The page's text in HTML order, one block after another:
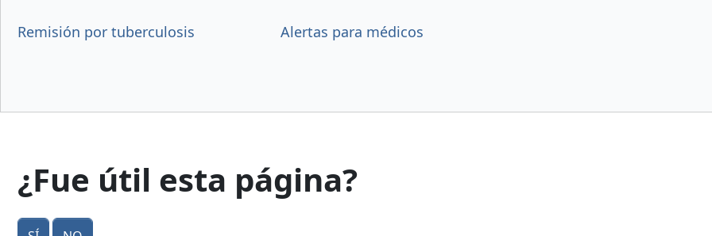
Remisión por tuberculosis Alertas para médicos
¿Fue útil esta página?
Sí No